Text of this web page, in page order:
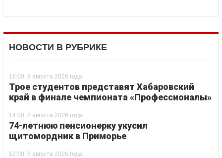
НОВОСТИ В РУБРИКЕ
16:00, 8 августа 2026 года
Трое студентов представят Хабаровский
край в финале чемпионата «Профессионалы»
14:00, 8 августа 2026 года
74-летнюю пенсионерку укусил
щитомордник в Приморье
12:00, 8 августа 2026 года